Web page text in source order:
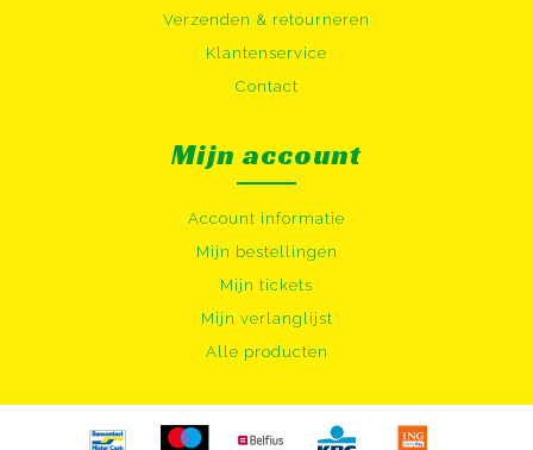
Verzenden & retourneren
Klantenservice
Contact
Mijn account
Account informatie
Mijn bestellingen
Mijn tickets
Mijn verlanglijst
Alle producten